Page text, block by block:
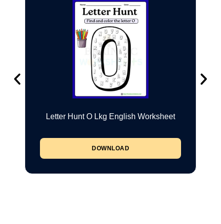
Letter Hunt O Lkg English Worksheet
DOWNLOAD